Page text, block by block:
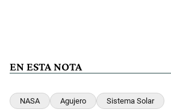
EN ESTA NOTA
NASA Agujero Sistema Solar